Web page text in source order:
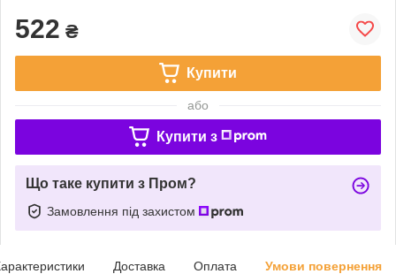
522 ₴
Купити
або
Купити з
Що таке купити з Пром?
Замовлення під захистом
Доставка Оплата Умови повернення